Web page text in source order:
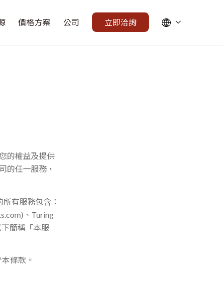
價格方案 公司 立即洽詢
的權益及提供
的任一服務，
所有服務包含：
) 、 Turing
下簡稱「本服
本條款。